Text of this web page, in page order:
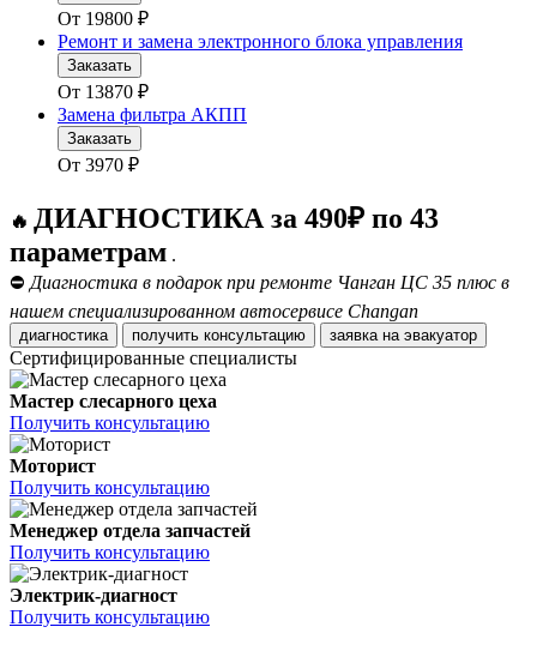
От 19800 ₽
Ремонт и замена электронного блока управления
Заказать
От 13870 ₽
Замена фильтра АКПП
Заказать
От 3970 ₽
🔥 ДИАГНОСТИКА за 490₽ по 43
параметрам .
⛔ Диагностика в подарок при ремонте Чанган ЦС 35 плюс в
нашем специализированном автосервисе Changan
диагностика получить консультацию заявка на эвакуатор
Сертифицированные специалисты
Мастер слесарного цеха
Получить консультацию
Моторист
Получить консультацию
Менеджер отдела запчастей
Получить консультацию
Электрик-диагност
Получить консультацию